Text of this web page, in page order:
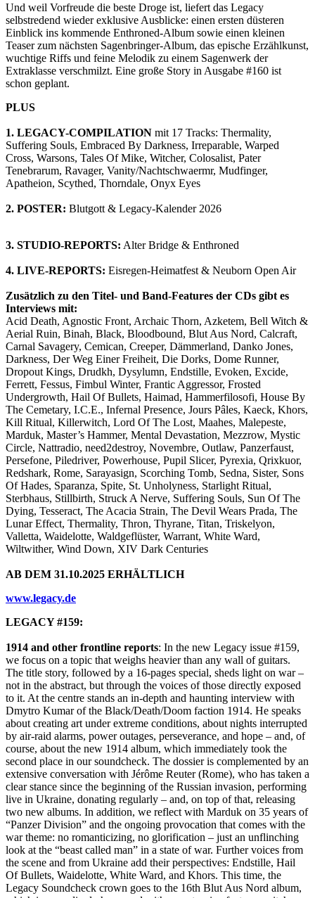
Und weil Vorfreude die beste Droge ist, liefert das Legacy
selbstredend wieder exklusive Ausblicke: einen ersten düsteren
Einblick ins kommende Enthroned-Album sowie einen kleinen
Teaser zum nächsten Sagenbringer-Album, das epische Erzählkunst,
wuchtige Riffs und feine Melodik zu einem Sagenwerk der
Extraklasse verschmilzt. Eine große Story in Ausgabe #160 ist
schon geplant.
PLUS
1. LEGACY-COMPILATION mit 17 Tracks: Thermality,
Suffering Souls, Embraced By Darkness, Irreparable, Warped
Cross, Warsons, Tales Of Mike, Witcher, Colosalist, Pater
Tenebrarum, Ravager, Vanity/Nachtschwaermr, Mudfinger,
Apatheion, Scythed, Thorndale, Onyx Eyes
2. POSTER: Blutgott & Legacy-Kalender 2026
3. STUDIO-REPORTS: Alter Bridge & Enthroned
4. LIVE-REPORTS: Eisregen-Heimatfest & Neuborn Open Air
Zusätzlich zu den Titel- und Band-Features der CDs gibt es
Interviews mit:
Acid Death, Agnostic Front, Archaic Thorn, Azketem, Bell Witch &
Aerial Ruin, Binah, Black, Bloodbound, Blut Aus Nord, Calcraft,
Carnal Savagery, Cemican, Creeper, Dämmerland, Danko Jones,
Darkness, Der Weg Einer Freiheit, Die Dorks, Dome Runner,
Dropout Kings, Drudkh, Dysylumn, Endstille, Evoken, Excide,
Ferrett, Fessus, Fimbul Winter, Frantic Aggressor, Frosted
Undergrowth, Hail Of Bullets, Haimad, Hammerfilosofi, House By
The Cemetary, I.C.E., Infernal Presence, Jours Pâles, Kaeck, Khors,
Kill Ritual, Killerwitch, Lord Of The Lost, Maahes, Malepeste,
Marduk, Master’s Hammer, Mental Devastation, Mezzrow, Mystic
Circle, Nattradio, need2destroy, Novembre, Outlaw, Panzerfaust,
Persefone, Piledriver, Powerhouse, Pupil Slicer, Pyrexia, Qrixkuor,
Redshark, Rome, Sarayasign, Scorching Tomb, Sedna, Sister, Sons
Of Hades, Sparanza, Spite, St. Unholyness, Starlight Ritual,
Sterbhaus, Stillbirth, Struck A Nerve, Suffering Souls, Sun Of The
Dying, Tesseract, The Acacia Strain, The Devil Wears Prada, The
Lunar Effect, Thermality, Thron, Thyrane, Titan, Triskelyon,
Valletta, Waidelotte, Waldgeflüster, Warrant, White Ward,
Wiltwither, Wind Down, XIV Dark Centuries
AB DEM 31.10.2025 ERHÄLTLICH
www.legacy.de
LEGACY #159:
1914 and other frontline reports: In the new Legacy issue #159,
we focus on a topic that weighs heavier than any wall of guitars.
The title story, followed by a 16-pages special, sheds light on war –
not in the abstract, but through the voices of those directly exposed
to it. At the centre stands an in-depth and haunting interview with
Dmytro Kumar of the Black/Death/Doom faction 1914. He speaks
about creating art under extreme conditions, about nights interrupted
by air-raid alarms, power outages, perseverance, and hope – and, of
course, about the new 1914 album, which immediately took the
second place in our soundcheck. The dossier is complemented by an
extensive conversation with Jérôme Reuter (Rome), who has taken a
clear stance since the beginning of the Russian invasion, performing
live in Ukraine, donating regularly – and, on top of that, releasing
two new albums. In addition, we reflect with Marduk on 35 years of
“Panzer Division” and the ongoing provocation that comes with the
war theme: no romanticizing, no glorification – just an unflinching
look at the “beast called man” in a state of war. Further voices from
the scene and from Ukraine add their perspectives: Endstille, Hail
Of Bullets, Waidelotte, White Ward, and Khors. This time, the
Legacy Soundcheck crown goes to the 16th Blut Aus Nord album,